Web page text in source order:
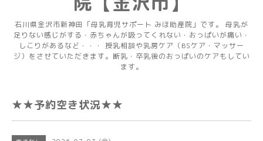
石川県金沢市新神田「母乳育児サポート みほ助産院」です。 母乳が
足りない感じがする・赤ちゃんが吸ってくれない・おっぱいが痛い・
しこりがあるなど・・・ 授乳相談や乳房ケア（BSケア・マッサー
ジ）をさせていただきます。断乳・卒乳後のおっぱいのケアもしてい
ます。
★★予約空き状況★★